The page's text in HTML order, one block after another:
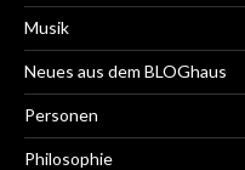
Musik
Neues aus dem BLOGhaus
Personen
Philosophie